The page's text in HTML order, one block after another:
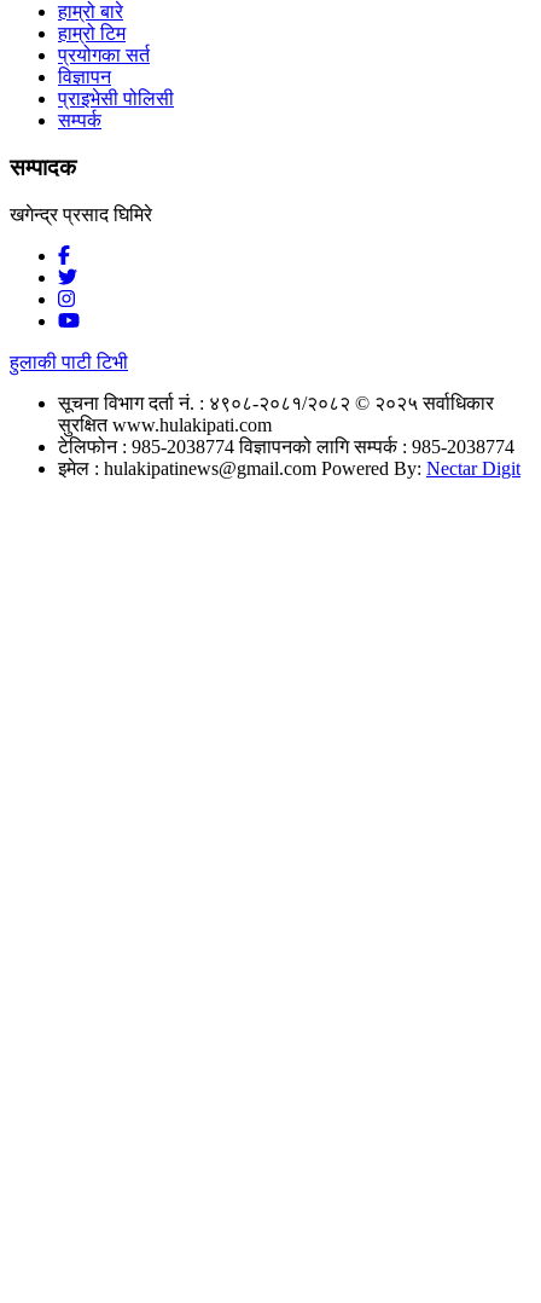
हाम्रो बारे
हाम्रो टिम
प्रयोगका सर्त
विज्ञापन
प्राइभेसी पोलिसी
सम्पर्क
सम्पादक
खगेन्द्र प्रसाद घिमिरे
हुलाकी पाटी टिभी
सूचना विभाग दर्ता नं. : ४९०८-२०८१/२०८२ © २०२५ सर्वाधिकार
सुरक्षित www.hulakipati.com
टेलिफोन : 985-2038774विज्ञापनको लागि सम्पर्क : 985-2038774
इमेल : hulakipatinews@gmail.com Powered By: Nectar Digit